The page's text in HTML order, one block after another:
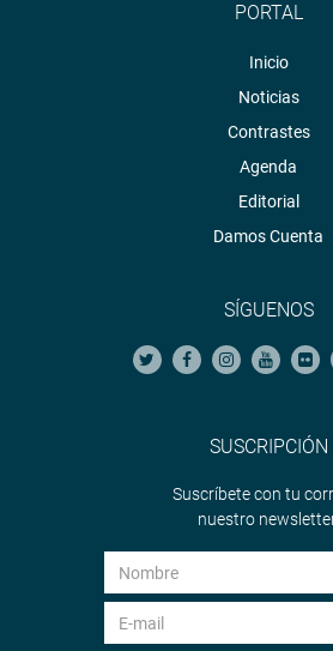
PORTAL
Inicio
Noticias
Contrastes
Agenda
Editorial
Damos Cuenta
SÍGUENOS
SUSCRIPCIÓN
Suscríbete con tu
nuestro